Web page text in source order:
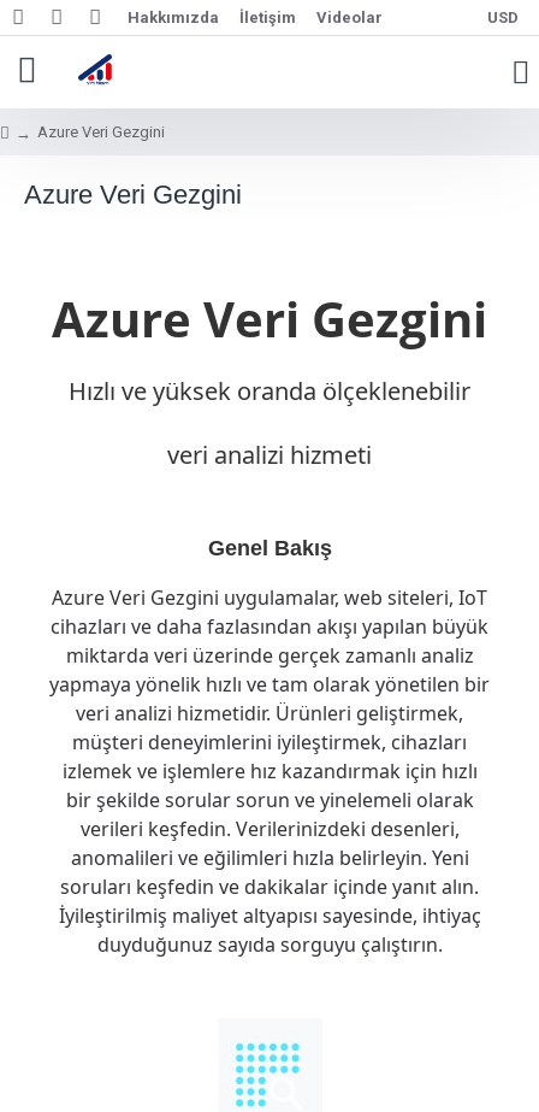
Hakkımızda İletişim Videolar USD
Azure Veri Gezgini
Azure Veri Gezgini
Azure Veri Gezgini
Hızlı ve yüksek oranda ölçeklenebilir
veri analizi hizmeti
Genel Bakış
Azure Veri Gezgini uygulamalar, web siteleri, IoT
cihazları ve daha fazlasından akışı yapılan büyük
miktarda veri üzerinde gerçek zamanlı analiz
yapmaya yönelik hızlı ve tam olarak yönetilen bir
veri analizi hizmetidir. Ürünleri geliştirmek,
müşteri deneyimlerini iyileştirmek, cihazları
izlemek ve işlemlere hız kazandırmak için hızlı
bir şekilde sorular sorun ve yinelemeli olarak
verileri keşfedin. Verilerinizdeki desenleri,
anomalileri ve eğilimleri hızla belirleyin. Yeni
soruları keşfedin ve dakikalar içinde yanıt alın.
İyileştirilmiş maliyet altyapısı sayesinde, ihtiyaç
duyduğunuz sayıda sorguyu çalıştırın.